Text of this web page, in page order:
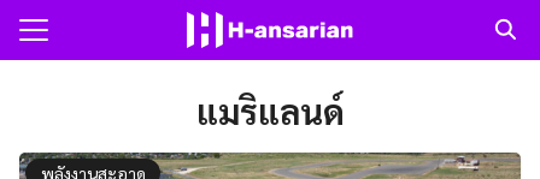
Skip
ก
แมริแลนด์
พลังงานสะอาด